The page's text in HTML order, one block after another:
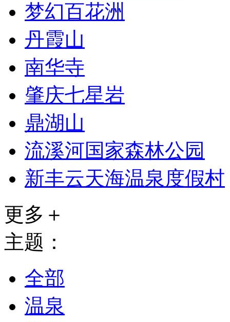
梦幻百花洲
丹霞山
南华寺
肇庆七星岩
鼎湖山
流溪河国家森林公园
新丰云天海温泉度假村
更多＋
主题：
全部
温泉